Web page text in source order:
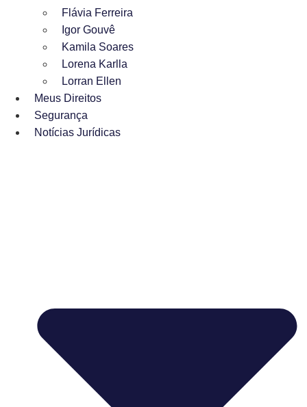
Flávia Ferreira
Igor Gouvê
Kamila Soares
Lorena Karlla
Lorran Ellen
Meus Direitos
Segurança
Notícias Jurídicas